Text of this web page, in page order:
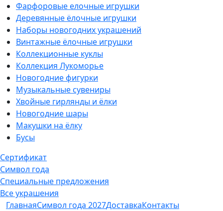
Фарфоровые елочные игрушки
Деревянные ёлочные игрушки
Наборы новогодних украшений
Винтажные ёлочные игрушки
Коллекционные куклы
Коллекция Лукоморье
Новогодние фигурки
Музыкальные сувениры
Хвойные гирлянды и ёлки
Новогодние шары
Макушки на ёлку
Бусы
Сертификат
Символ года
Специальные предложения
Все украшения
ГлавнаяСимвол года 2027ДоставкаКонтакты